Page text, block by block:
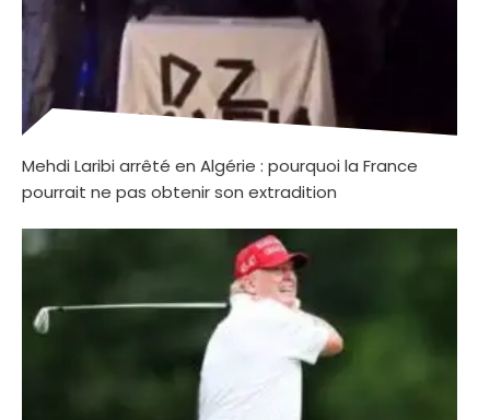
Mehdi Laribi arrêté en Algérie : pourquoi la France
pourrait ne pas obtenir son extradition